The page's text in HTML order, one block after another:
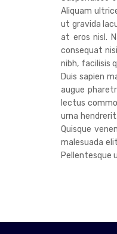
Aliquam
ut gravida
at eros nisl.
consequat
nibh, facilisis
Duis sapien
augue
lectus
urna
Quisque
malesuada
Pellentesque